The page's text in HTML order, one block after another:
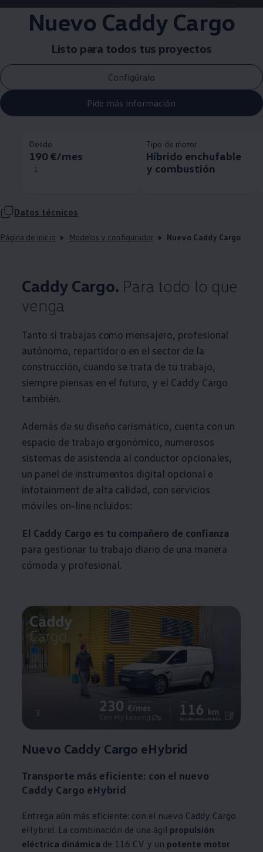
Nuevo Caddy Cargo
Listo para todos tus proyectos
Configúralo
Pide más información
Desde
190 €/mes
1
Tipo de motor
Híbrido enchufable
y combustión
Datos técnicos
Página de inicio Modelos y configurador Nuevo Caddy Cargo
Caddy Cargo. Para todo lo que
venga
Tanto si trabajas como mensajero, profesional
autónomo, repartidor o en el sector de la
construcción, cuando se trata de tu trabajo,
siempre piensas en el futuro, y el Caddy Cargo
también.
Además de su diseño carismático, cuenta con un
espacio de trabajo ergonómico, numerosos
sistemas de asistencia al conductor opcionales,
un panel de instrumentos digital opcional e
infotainment de alta calidad, con servicios
móviles on-line ncluidos:
El Caddy Cargo es tu compañero de confianza
para gestionar tu trabajo diario de una manera
cómoda y profesional.
3
Nuevo Caddy Cargo eHybrid
Transporte más eficiente: con el nuevo
Caddy Cargo eHybrid
Entrega aún más eficiente: con el nuevo Caddy Cargo
eHybrid. La combinación de una ágil propulsión
eléctrica dinámica de 116 CV y un potente motor